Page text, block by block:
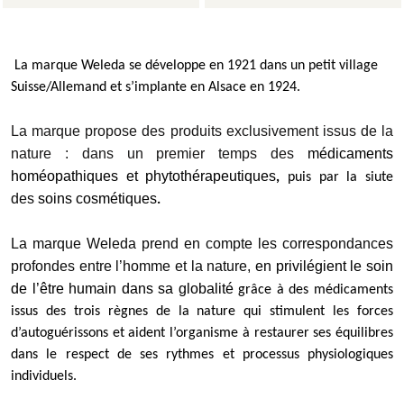
La marque Weleda se développe en 1921 dans un petit village
Suisse/Allemand et s’implante en Alsace en 1924.
La marque propose des produits exclusivement issus de la
nature : dans un premier temps des médicaments
homéopathiques et phytothérapeutiques, puis par la siute
des soins cosmétiques.
La marque Weleda prend en compte les correspondances
profondes entre l’homme et la nature, en privilégient le soin
de l’être humain dans sa globalitégrâce à des médicaments
issus des trois règnes de la nature qui stimulent les forces
d’autoguérissons et aident l’organisme à restaurer ses équilibres
dans le respect de ses rythmes et processus physiologiques
individuels.